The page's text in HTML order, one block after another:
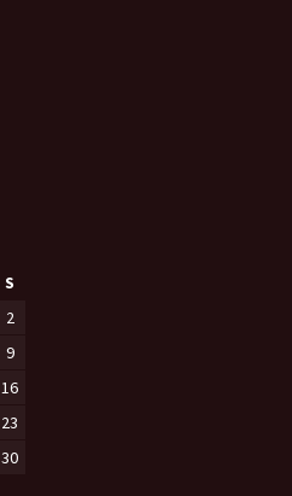
S
2
9
16
23
30